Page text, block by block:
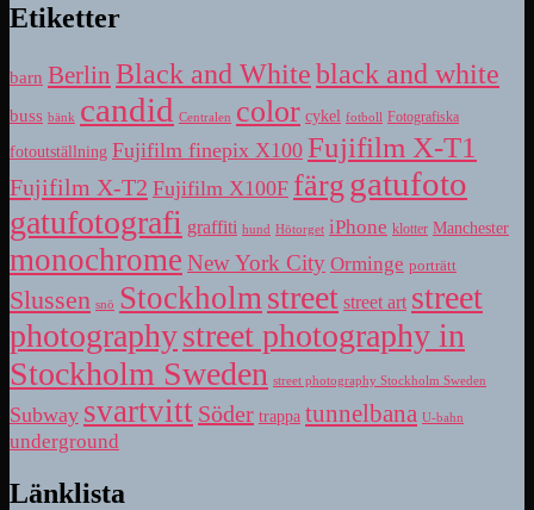
Etiketter
barn Berlin Black and Whiteblack and white
buss bänk candid Centralen color cykel fotboll Fotografiska
fotoutställning Fujifilm finepix X100 Fujifilm X-T1
Fujifilm X-T2 Fujifilm X100F färg gatufoto
gatufotografi graffiti hund Hötorget iPhone klotter Manchester
monochrome New York City Orminge porträtt
Slussen snö Stockholm street street art street
photographystreet photography in
Stockholm Sweden street photography Stockholm Sweden
Subway svartvitt Söder trappa tunnelbana U-bahn
underground
Länklista